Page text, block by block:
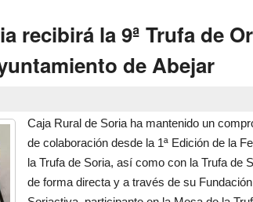
recibirá la 9ª Trufa de
de Abejar
Caja Rural de Soria ha mantenido un
de colaboración desde la 1ª Edición de la
la Trufa de Soria, así como con la Trufa de
de forma directa y a través de su Fundación